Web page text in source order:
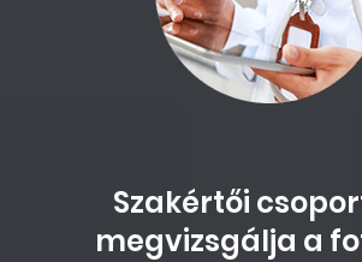
Szakértői
megvizsgálja a